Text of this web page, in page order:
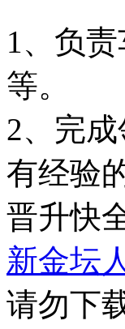
1、负
等。
2、完
有经验
晋升快
新金坛
请勿下